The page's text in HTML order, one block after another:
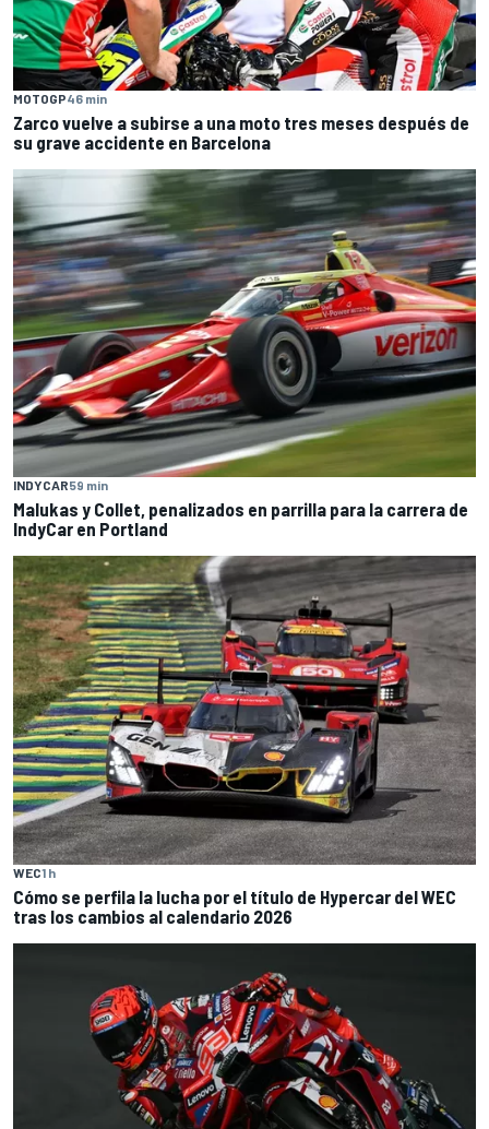
MOTOGP46 min
Zarco vuelve a subirse a una moto tres meses después de
su grave accidente en Barcelona
INDYCAR59 min
Malukas y Collet, penalizados en parrilla para la carrera de
IndyCar en Portland
WEC1 h
Cómo se perfila la lucha por el título de Hypercar del WEC
tras los cambios al calendario 2026